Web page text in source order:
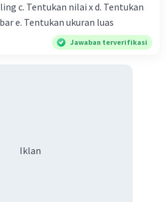
c. Tentukan nilai x d. Tentukan
e. Tentukan ukuran luas
Jawaban terverifikasi
Iklan